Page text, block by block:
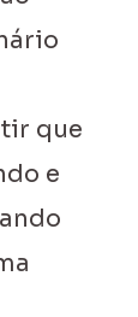
que
e